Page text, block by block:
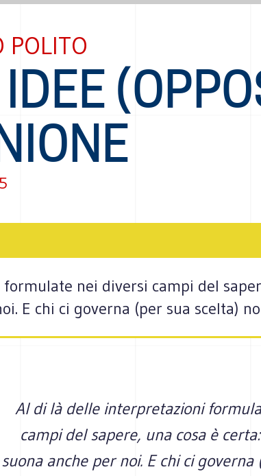
POLITO
nei diversi campi del
E chi ci governa (per sua scelta)
Al di là delle interpretazioni
campi del sapere, una cosa è
suona anche per noi. E chi ci governa